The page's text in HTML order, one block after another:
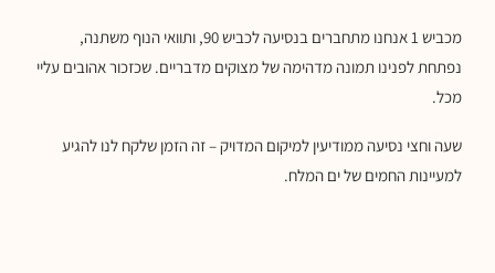
מכביש 1 אנחנו מתחברים בנסיעה לכביש 90, ותוואי הנוף משתנה,
נפתחת לפנינו תמונה מדהימה של מצוקים מדבריים. שכזכור אהובים עליי
מכל.
שעה וחצי נסיעה ממודיעין למיקום המדויק – זה הזמן שלקח לנו להגיע
למעיינות החמים של ים המלח.